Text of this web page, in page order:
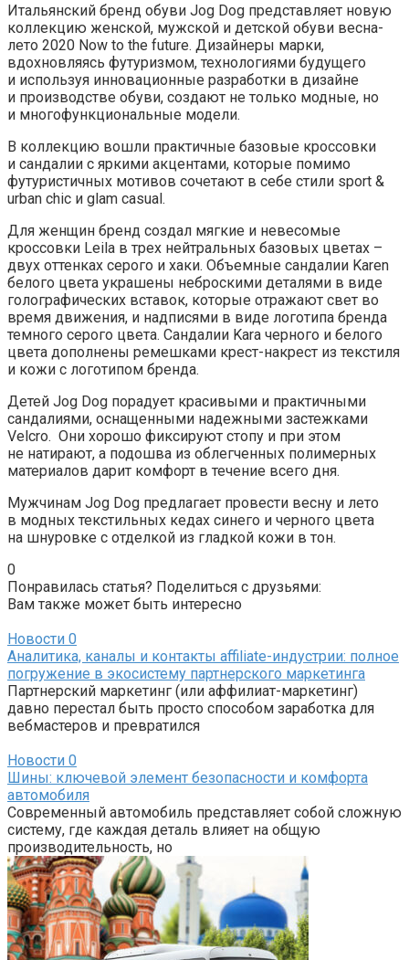
Итальянский бренд обуви Jog Dog представляет новую
коллекцию женской, мужской и детской обуви весна-
лето 2020 Now to the future. Дизайнеры марки,
вдохновляясь футуризмом, технологиями будущего
и используя инновационные разработки в дизайне
и производстве обуви, создают не только модные, но
и многофункциональные модели.
В коллекцию вошли практичные базовые кроссовки
и сандалии с яркими акцентами, которые помимо
футуристичных мотивов сочетают в себе стили sport &
urban chic и glam casual.
Для женщин бренд создал мягкие и невесомые
кроссовки Leila в трех нейтральных базовых цветах –
двух оттенках серого и хаки. Объемные сандалии Karen
белого цвета украшены неброскими деталями в виде
голографических вставок, которые отражают свет во
время движения, и надписями в виде логотипа бренда
темного серого цвета. Сандалии Kara черного и белого
цвета дополнены ремешками крест-накрест из текстиля
и кожи с логотипом бренда.
Детей Jog Dog порадует красивыми и практичными
сандалиями, оснащенными надежными застежками
Velcro. Они хорошо фиксируют стопу и при этом
не натирают, а подошва из облегченных полимерных
материалов дарит комфорт в течение всего дня.
Мужчинам Jog Dog предлагает провести весну и лето
в модных текстильных кедах синего и черного цвета
на шнуровке с отделкой из гладкой кожи в тон.
0
Понравилась статья? Поделиться с друзьями:
Вам также может быть интересно
Новости 0
Аналитика, каналы и контакты affiliate-индустрии: полное
погружение в экосистему партнерского маркетинга
Партнерский маркетинг (или аффилиат-маркетинг)
давно перестал быть просто способом заработка для
вебмастеров и превратился
Новости 0
Шины: ключевой элемент безопасности и комфорта
автомобиля
Современный автомобиль представляет собой сложную
систему, где каждая деталь влияет на общую
производительность, но